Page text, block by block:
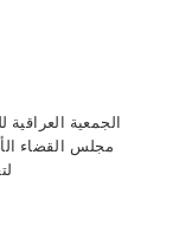
الجمعية
مجلس القضاء